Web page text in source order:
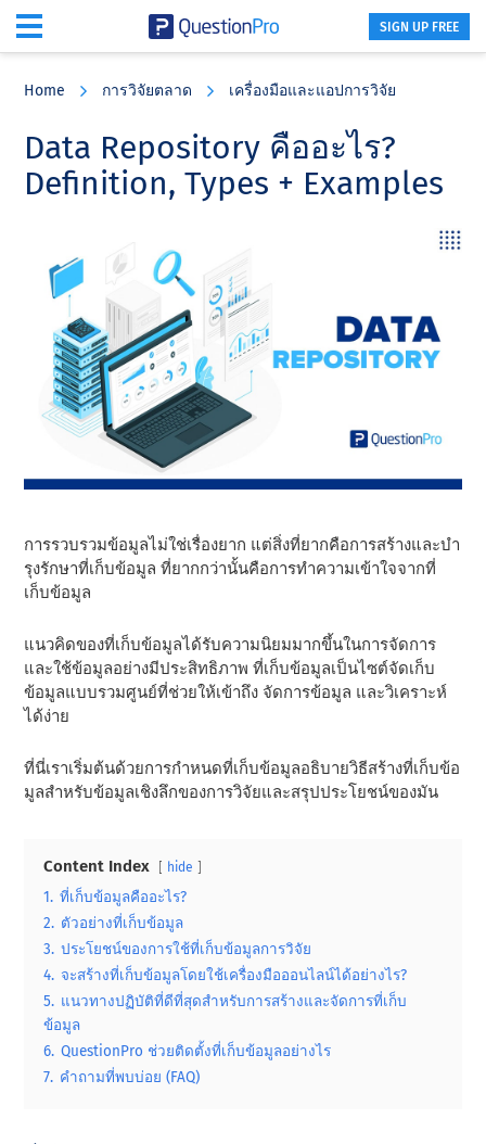
content
sidebar
SIGN UP FREE
Home การวิจัยตลาด เครื่องมือและแอปการวิจัย
Data Repository คืออะไร?
Definition, Types + Examples
การรวบรวมข้อมูลไม่ใช่เรื่องยาก แต่สิ่งที่ยากคือการสร้างและบํา
รุงรักษาที่เก็บข้อมูล ที่ยากกว่านั้นคือการทําความเข้าใจจากที่
เก็บข้อมูล
แนวคิดของที่เก็บข้อมูลได้รับความนิยมมากขึ้นในการจัดการ
และใช้ข้อมูลอย่างมีประสิทธิภาพ ที่เก็บข้อมูลเป็นไซต์จัดเก็บ
ข้อมูลแบบรวมศูนย์ที่ช่วยให้เข้าถึง จัดการข้อมูล และวิเคราะห์
ได้ง่าย
ที่นี่เราเริ่มต้นด้วยการกําหนดที่เก็บข้อมูลอธิบายวิธีสร้างที่เก็บข้อ
มูลสําหรับข้อมูลเชิงลึกของการวิจัยและสรุปประโยชน์ของมัน
Content Index hide
1. ที่เก็บข้อมูลคืออะไร?
2. ตัวอย่างที่เก็บข้อมูล
3. ประโยชน์ของการใช้ที่เก็บข้อมูลการวิจัย
4. จะสร้างที่เก็บข้อมูลโดยใช้เครื่องมือออนไลน์ได้อย่างไร?
5. แนวทางปฏิบัติที่ดีที่สุดสําหรับการสร้างและจัดการที่เก็บ
ข้อมูล
6. QuestionPro ช่วยติดตั้งที่เก็บข้อมูลอย่างไร
7. คําถามที่พบบ่อย (FAQ)